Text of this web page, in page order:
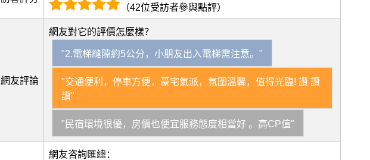
（42位受訪者參與點評）
網友評論
網友對它的評價怎麼樣？
"2.電梯縫隙約5公分，小朋友出入電梯需注意。"
"交通便利，停車方便，豪宅氣派，氛圍溫馨，值得光臨! 讚 讚
讚"
"民宿環境很優，房價也便宜服務態度相當好 。高CP值"
網友咨詢匯總：